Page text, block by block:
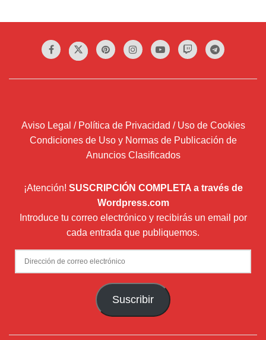
Aviso Legal / Política de Privacidad / Uso de Cookies
Condiciones de Uso y Normas de Publicación de
Anuncios Clasificados
¡Atención! SUSCRIPCIÓN COMPLETA a través de
Wordpress.com
Introduce tu correo electrónico y recibirás un email por
cada entrada que publiquemos.
Dirección
de
Suscribir